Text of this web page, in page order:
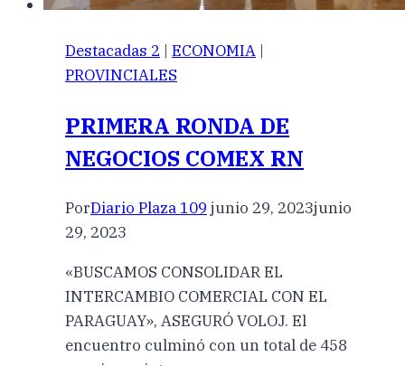
Destacadas 2 | ECONOMIA |
PROVINCIALES
PRIMERA RONDA DE
NEGOCIOS COMEX RN
PorDiario Plaza 109 junio 29, 2023junio
29, 2023
«BUSCAMOS CONSOLIDAR EL
INTERCAMBIO COMERCIAL CON EL
PARAGUAY», ASEGURÓ VOLOJ. El
encuentro culminó con un total de 458